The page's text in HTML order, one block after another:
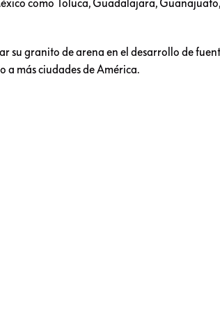
como Toluca, Guadalajara,
su granito de arena en el desarrollo de
a más ciudades de América.